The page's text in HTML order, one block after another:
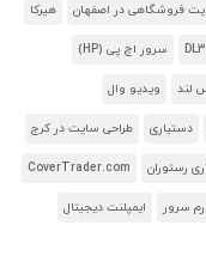
فروشگاهی در اصفهان هیرکا
سرور اچ پی (HP)
لند ویدیو وال
دستیاری طراحی سایت در کرج
رستوران CoverTrader.com
سرور ایمپلنت دیجیتال